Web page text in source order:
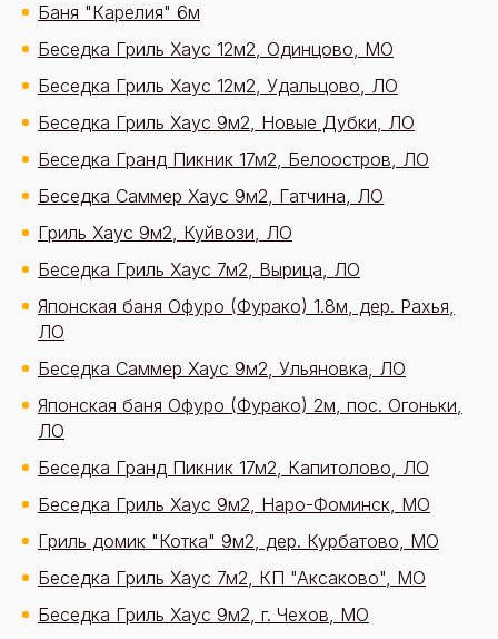
Баня "Карелия" 6м
Беседка Гриль Хаус 12м2, Одинцово, МО
Беседка Гриль Хаус 12м2, Удальцово, ЛО
Беседка Гриль Хаус 9м2, Новые Дубки, ЛО
Беседка Гранд Пикник 17м2, Белоостров, ЛО
Беседка Саммер Хаус 9м2, Гатчина, ЛО
Гриль Хаус 9м2, Куйвози, ЛО
Беседка Гриль Хаус 7м2, Вырица, ЛО
Японская баня Офуро (Фурако) 1.8м, дер. Рахья,
ЛО
Беседка Саммер Хаус 9м2, Ульяновка, ЛО
Японская баня Офуро (Фурако) 2м, пос. Огоньки,
ЛО
Беседка Гранд Пикник 17м2, Капитолово, ЛО
Беседка Гриль Хаус 9м2, Наро-Фоминск, МО
Гриль домик "Котка" 9м2, дер. Курбатово, МО
Беседка Гриль Хаус 7м2, КП "Аксаково", МО
Беседка Гриль Хаус 9м2, г. Чехов, МО